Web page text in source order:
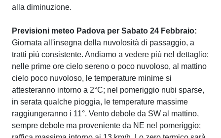
alla diminuzione.
Previsioni meteo Padova per Sabato 24 Febbraio:
Giornata all'insegna della nuvolosità di passaggio, a
tratti più consistente. Andiamo a vedere piú nel dettaglio:
nelle prime ore cielo sereno o poco nuvoloso, al mattino
cielo poco nuvoloso, le temperature minime si
attesteranno intorno a 2°C; nel pomeriggio nubi sparse,
in serata qualche pioggia, le temperature massime
raggiungeranno i 11°. Vento debole da SW al mattino,
sempre debole ma proveniente da NE nel pomeriggio;